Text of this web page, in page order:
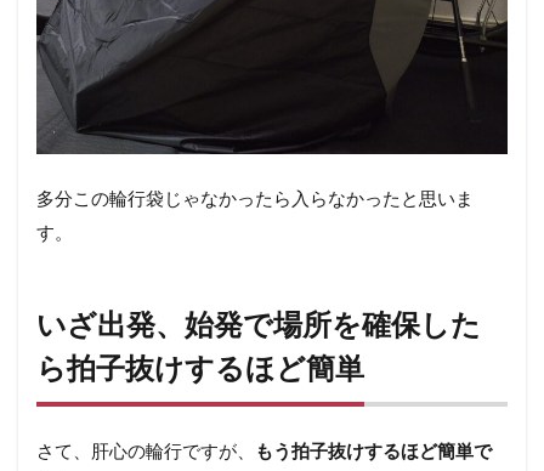
多分この輪行袋じゃなかったら入らなかったと思いま
す。
いざ出発、始発で場所を確保した
ら拍子抜けするほど簡単
さて、肝心の輪行ですが、
もう拍子抜けするほど簡単で